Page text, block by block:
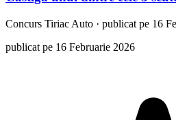
Concurs Tiriac Auto · publicat pe 16
publicat pe 16 Februarie 2026